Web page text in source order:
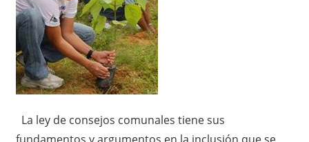
La ley de consejos comunales tiene sus